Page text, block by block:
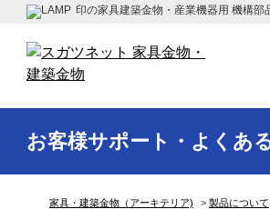
印の家具建築金物・産業機器用 機構部
お客様サポート・よくあ
家具・建築金物（アーキテリア) > 製品について